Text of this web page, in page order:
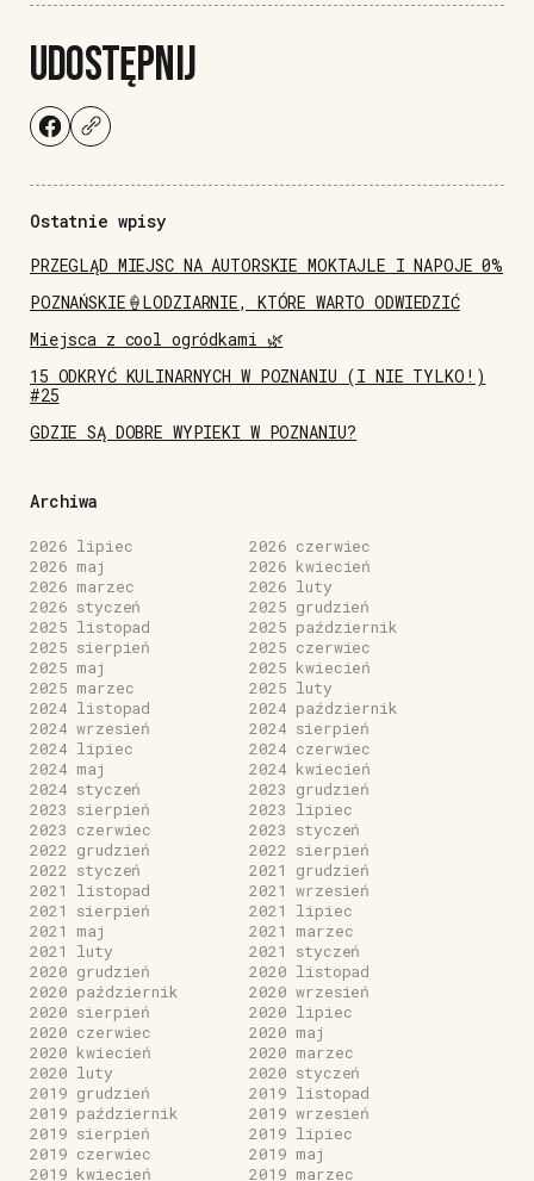
UDOSTĘPNIJ
Ostatnie wpisy
PRZEGLĄD MIEJSC NA AUTORSKIE MOKTAJLE I NAPOJE 0%
POZNAŃSKIE🍦LODZIARNIE, KTÓRE WARTO ODWIEDZIĆ
Miejsca z cool ogródkami 🌿
15 ODKRYĆ KULINARNYCH W POZNANIU (I NIE TYLKO!)
#25
GDZIE SĄ DOBRE WYPIEKI W POZNANIU?
Archiwa
2026 lipiec
2026 czerwiec
2026 maj
2026 kwiecień
2026 marzec
2026 luty
2026 styczeń
2025 grudzień
2025 listopad
2025 październik
2025 sierpień
2025 czerwiec
2025 maj
2025 kwiecień
2025 marzec
2025 luty
2024 listopad
2024 październik
2024 wrzesień
2024 sierpień
2024 lipiec
2024 czerwiec
2024 maj
2024 kwiecień
2024 styczeń
2023 grudzień
2023 sierpień
2023 lipiec
2023 czerwiec
2023 styczeń
2022 grudzień
2022 sierpień
2022 styczeń
2021 grudzień
2021 listopad
2021 wrzesień
2021 sierpień
2021 lipiec
2021 maj
2021 marzec
2021 luty
2021 styczeń
2020 grudzień
2020 listopad
2020 październik
2020 wrzesień
2020 sierpień
2020 lipiec
2020 czerwiec
2020 maj
2020 kwiecień
2020 marzec
2020 luty
2020 styczeń
2019 grudzień
2019 listopad
2019 październik
2019 wrzesień
2019 sierpień
2019 lipiec
2019 czerwiec
2019 maj
2019 kwiecień
2019 marzec